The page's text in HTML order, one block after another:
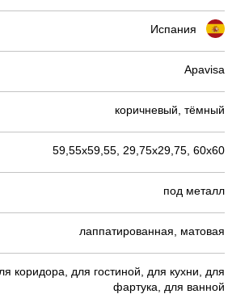
Испания
Apavisa
коричневый, тёмный
59,55х59,55, 29,75х29,75, 60х60
под металл
лаппатированная, матовая
коридора, для гостиной, для кухни, для
фартука, для ванной